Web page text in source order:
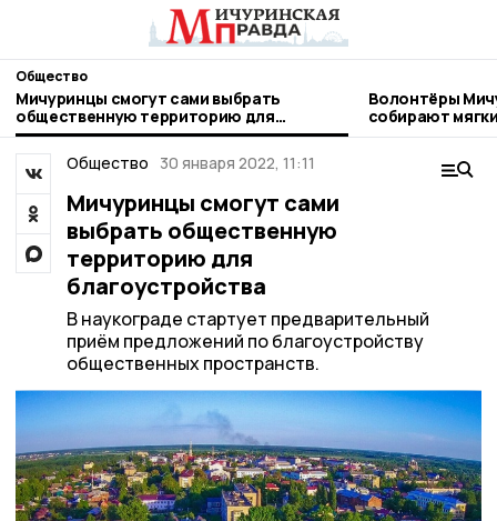
Общество
Мичуринцы смогут сами выбрать
общественную территорию для
благоустройства
Волонтёры
собирают
бездомных
Общество
30 января 2022, 11:11
Мичуринцы смогут сами
выбрать общественную
территорию для
благоустройства
В наукограде стартует предварительный
приём предложений по благоустройству
общественных пространств.